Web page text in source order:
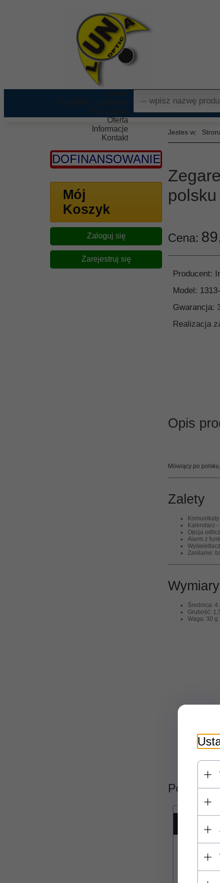
Oferta
Informacje
Kontakt
DOFINANSOWANIE
Mój
Koszyk
Zaloguj się
Zarejestruj się
polsku
Cena:
Producent:
Model:
Gwarancja:
Realizacja
Opis
Mówiący po
Zalety
Kalendarz
Opcja
Alarm z
Zasilanie:
Wymiary
Średnica: 4
Grubość:
Waga: 30 g
Polecamy